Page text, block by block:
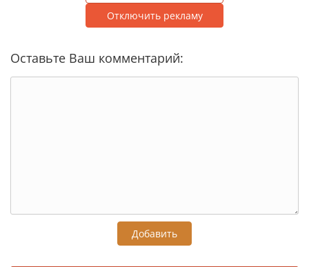
Отключить рекламу
Оставьте Ваш комментарий:
Добавить